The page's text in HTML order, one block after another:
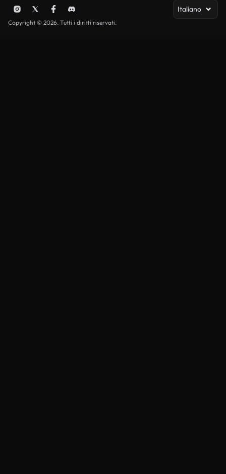
Italiano
Copyright © 2026. Tutti i diritti riservati.